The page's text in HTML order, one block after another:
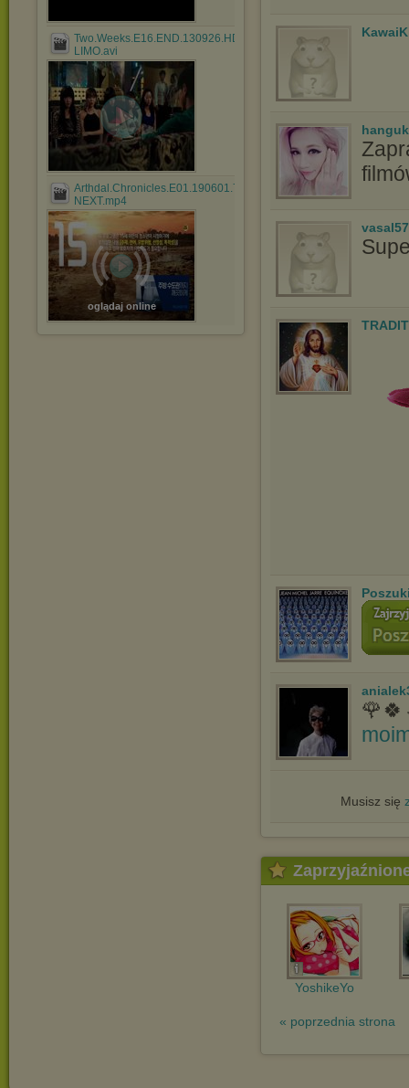
Two.Weeks.E16.END.130926.HDTV.H264.720p-
LIMO.avi
Arthdal.Chronicles.E01.190601.720p-
NEXT.mp4
oglądaj online
Musisz się
YoshikeYo
« poprzednia strona